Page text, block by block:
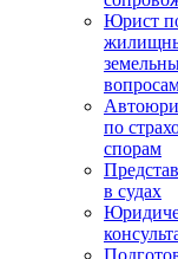
Юрист
по
спорам
в судах